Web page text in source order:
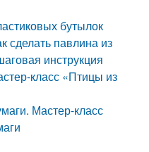
бутылок
сделать павлина из
инструкция
класс «Птицы из
Мастер-класс